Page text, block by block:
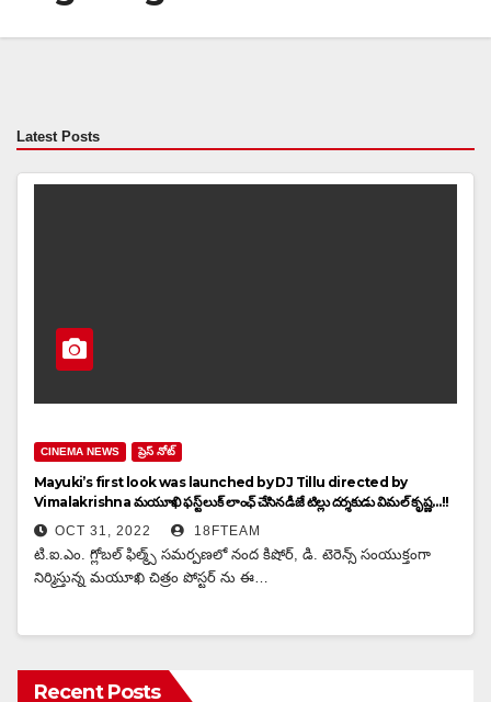
Latest Posts
CINEMA NEWS ప్రెస్ నోట్
Mayuki’s first look was launched by DJ Tillu directed by
Vimalakrishna మయూఖి ఫస్ట్ లుక్ లాంఛ్ చేసిన డీజే టిల్లు దర్శకుడు విమల్ కృష్ణ…!!
OCT 31, 2022 18FTEAM
టి.ఐ.ఎం. గ్లోబల్ ఫిల్మ్స్ సమర్పణలో నంద కిషోర్, డి. టెరెన్స్ సంయుక్తంగా
నిర్మిస్తున్న మయూఖి చిత్రం పోస్టర్ ను ఈ…
Recent Posts